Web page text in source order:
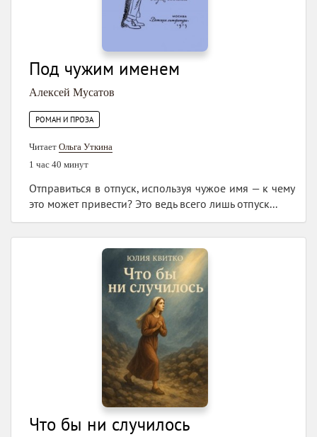
Под чужим именем
Алексей Мусатов
РОМАН И ПРОЗА
Читает Ольга Уткина
1 час 40 минут
Отправиться в отпуск, используя чужое имя — к чему
это может привести? Это ведь всего лишь отпуск...
Что бы ни случилось